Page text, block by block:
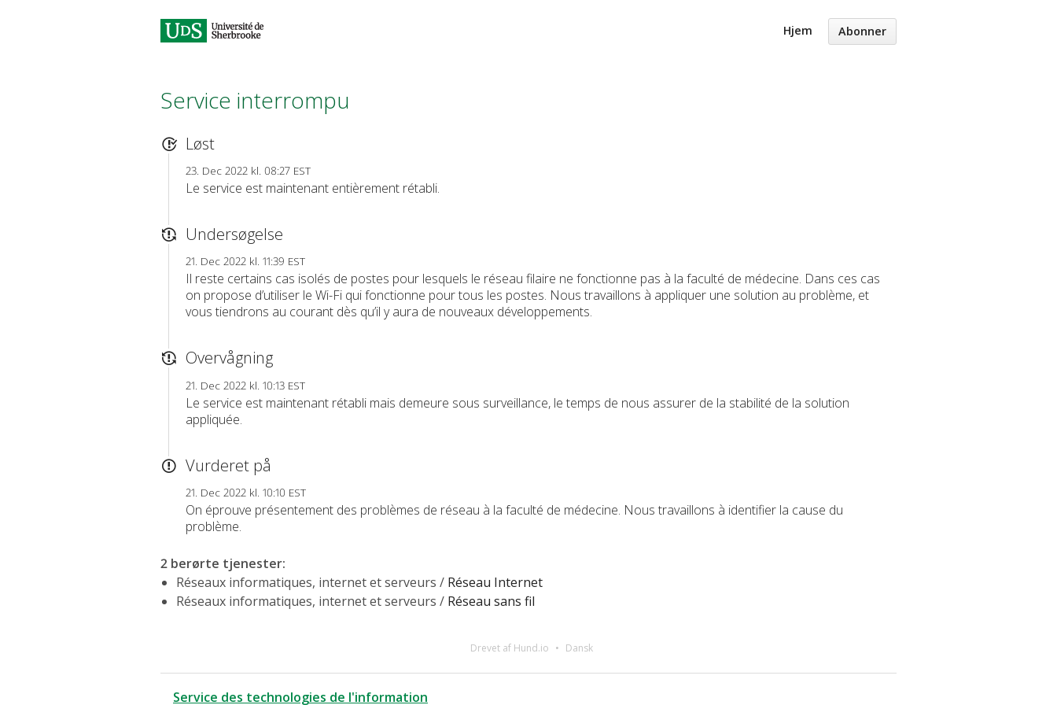
Hjem Abonner
Service interrompu
Løst
23. Dec 2022 kl. 08:27 EST
Le service est maintenant entièrement rétabli.
Undersøgelse
21. Dec 2022 kl. 11:39 EST
Il reste certains cas isolés de postes pour lesquels le réseau filaire ne fonctionne pas à la faculté de médecine. Dans ces cas
on propose d’utiliser le Wi-Fi qui fonctionne pour tous les postes. Nous travaillons à appliquer une solution au problème, et
vous tiendrons au courant dès qu’il y aura de nouveaux développements.
Overvågning
21. Dec 2022 kl. 10:13 EST
Le service est maintenant rétabli mais demeure sous surveillance, le temps de nous assurer de la stabilité de la solution
appliquée.
Vurderet på
21. Dec 2022 kl. 10:10 EST
On éprouve présentement des problèmes de réseau à la faculté de médecine. Nous travaillons à identifier la cause du
problème.
2 berørte tjenester:
Réseaux informatiques, internet et serveurs / Réseau Internet
Réseaux informatiques, internet et serveurs / Réseau sans fil
Drevet af Hund.io Dansk
Service des technologies de l'information